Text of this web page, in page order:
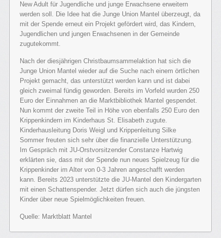
New Adult für Jugendliche und junge Erwachsene erweitern
werden soll. Die Idee hat die Junge Union Mantel überzeugt, da
mit der Spende erneut ein Projekt gefördert wird, das Kindern,
Jugendlichen und jungen Erwachsenen in der Gemeinde
zugutekommt.
Nach der diesjährigen Christbaumsammelaktion hat sich die
Junge Union Mantel wieder auf die Suche nach einem örtlichen
Projekt gemacht, das unterstützt werden kann und ist dabei
gleich zweimal fündig geworden. Bereits im Vorfeld wurden 250
Euro der Einnahmen an die Marktbibliothek Mantel gespendet.
Nun kommt der zweite Teil in Höhe von ebenfalls 250 Euro den
Krippenkindern im Kinderhaus St. Elisabeth zugute.
Kinderhausleitung Doris Weigl und Krippenleitung Silke
Sommer freuten sich sehr über die finanzielle Unterstützung.
Im Gespräch mit JU-Orstvorsitzender Constanze Hartwig
erklärten sie, dass mit der Spende nun neues Spielzeug für die
Krippenkinder im Alter von 0-3 Jahren angeschafft werden
kann. Bereits 2023 unterstützte die JU-Mantel den Kindergarten
mit einen Schattenspender. Jetzt dürfen sich auch die jüngsten
Kinder über neue Spielmöglichkeiten freuen.
Quelle: Marktblatt Mantel